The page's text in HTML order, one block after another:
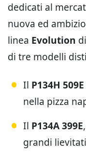
dedicati al
nuova ed
linea Evolution di
di tre modelli
Il P134H
nella pizza
Il P134A 399E
grandi